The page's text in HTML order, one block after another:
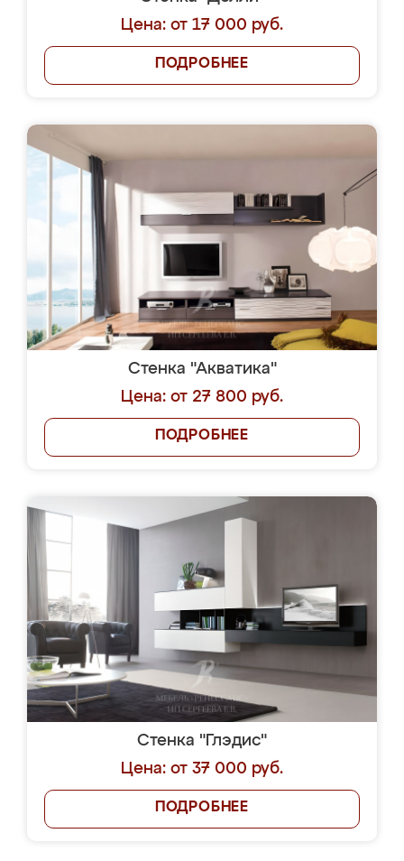
Цена: от 17 000 руб.
ПОДРОБНЕЕ
Стенка "Акватика"
Цена: от 27 800 руб.
ПОДРОБНЕЕ
Стенка "Глэдис"
Цена: от 37 000 руб.
ПОДРОБНЕЕ